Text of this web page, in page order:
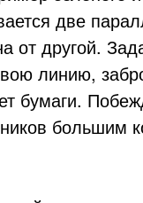
две
от другой.
линию,
бумаги.
большим